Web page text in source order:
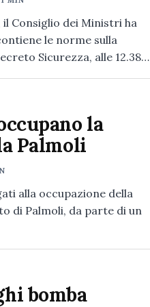
Consiglio dei Ministri ha
le norme sulla
Sicurezza, alle 12.38…
la
Palmoli
alla occupazione della
di Palmoli, da parte di un
bomba